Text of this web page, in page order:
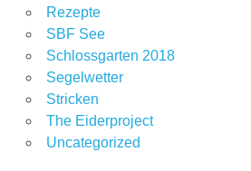
Rezepte
SBF See
Schlossgarten 2018
Segelwetter
Stricken
The Eiderproject
Uncategorized